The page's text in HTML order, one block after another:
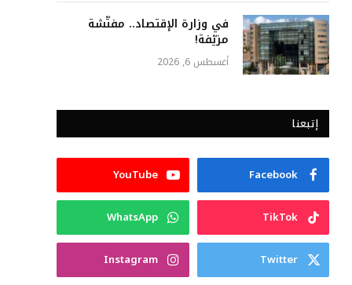
في وزارة الإقتصاد.. مفتّشة
مزيّفة!
أغسطس 6, 2026
إتبعنا
Facebook
YouTube
TikTok
WhatsApp
Twitter
Instagram